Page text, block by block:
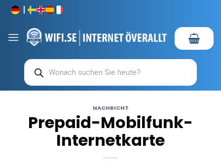
Zum
Inhalt
springen
Products
search
NACHRICHT
Prepaid-Mobilfunk-
Internetkarte